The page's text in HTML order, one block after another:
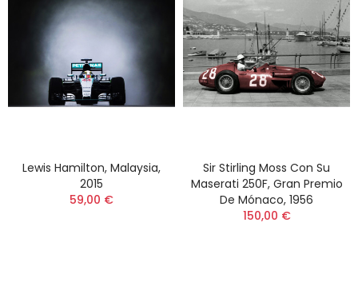
Lewis Hamilton, Malaysia,
2015
59,00 €
Sir Stirling Moss Con Su
Maserati 250F, Gran Premio
De Mónaco, 1956
150,00 €